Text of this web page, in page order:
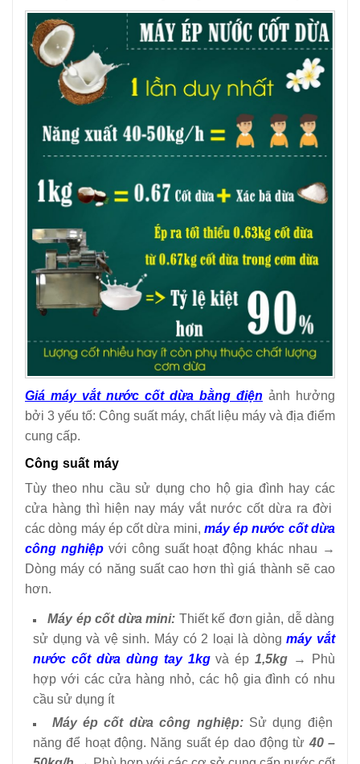
Giá máy vắt nước cốt dừa bằng điện ảnh hưởng
bởi 3 yếu tố: Công suất máy, chất liệu máy và địa điểm
cung cấp.
Công suất máy
Tùy theo nhu cầu sử dụng cho hộ gia đình hay các
cửa hàng thì hiện nay máy vắt nước cốt dừa ra đời
các dòng máy ép cốt dừa mini, máy ép nước cốt dừa
công nghiệpvới công suất hoạt động khác nhau →
Dòng máy có năng suất cao hơn thì giá thành sẽ cao
hơn.
Máy ép cốt dừa mini: Thiết kế đơn giản, dễ dàng
sử dụng và vệ sinh. Máy có 2 loại là dòngmáy vắt
nước cốt dừa dùng tay 1kgvà ép1,5kg → Phù
hợp với các cửa hàng nhỏ, các hộ gia đình có nhu
cầu sử dụng ít
Máy ép cốt dừa công nghiệp:Sử dụng điện
năng để hoạt động. Năng suất ép dao động từ 40 –